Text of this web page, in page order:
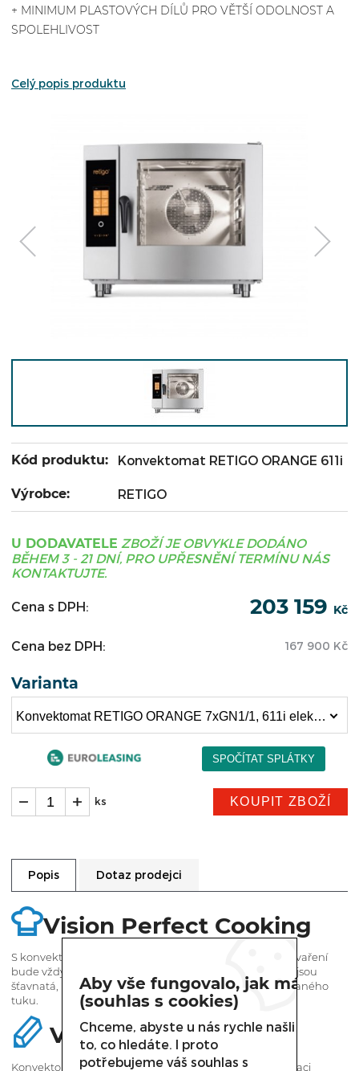
+ MINIMUM PLASTOVÝCH DÍLŮ PRO VĚTŠÍ ODOLNOST A
SPOLEHLIVOST
Celý popis produktu
Kód produktu: Konvektomat RETIGO ORANGE 611i
Výrobce: RETIGO
U DODAVATELE ZBOŽÍ JE OBVYKLE DODÁNO
BĚHEM 3 - 21 DNÍ, PRO UPŘESNĚNÍ TERMÍNU NÁS
KONTAKTUJTE.
Cena s DPH: 203 159 Kč
Cena bez DPH: 167 900 Kč
Varianta
Konvektomat RETIGO ORANGE 7xGN1/1, 611i elektrický s nástřikem (203 159 Kč)
ks KOUPIT ZBOŽÍ
Popis Dotaz prodejci
Vision Perfect Cooking
S konvektomaty Retigo Vision máte jistotu, že výsledek vaření
bude vždy skvělý. Připravená jídla mají perfektní barvu, jsou
šťavnatá, křupavá a zdravě připravená s minimem přidaného
tuku.
Vision Design
Konvektomat Retigo Vision Vám nabízí skvělou kombinaci
Aby vše fungovalo, jak má
(souhlas s cookies)
Chceme, abyste u nás rychle našli
to, co hledáte. I proto
potřebujeme váš souhlas s